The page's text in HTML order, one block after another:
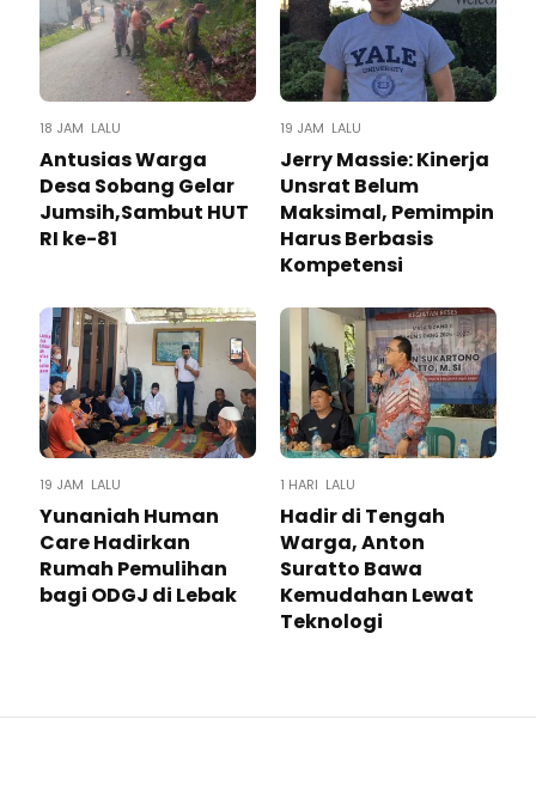
18 JAM LALU
Antusias Warga
Desa Sobang Gelar
Jumsih,Sambut HUT
RI ke-81
19 JAM LALU
Jerry Massie: Kinerja
Unsrat Belum
Maksimal, Pemimpin
Harus Berbasis
Kompetensi
19 JAM LALU
Yunaniah Human
Care Hadirkan
Rumah Pemulihan
bagi ODGJ di Lebak
1 HARI LALU
Hadir di Tengah
Warga, Anton
Suratto Bawa
Kemudahan Lewat
Teknologi ​